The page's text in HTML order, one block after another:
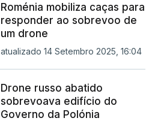
Roménia mobiliza caças para
responder ao sobrevoo de
um drone
atualizado 14 Setembro 2025, 16:04
Drone russo abatido
sobrevoava edifício do
Governo da Polónia